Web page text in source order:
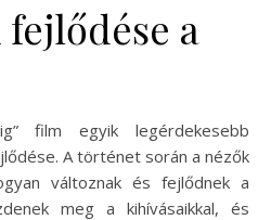
a
film egyik legérdekesebb
A történet során a nézők
változnak és fejlődnek a
meg a kihívásaikkal, és